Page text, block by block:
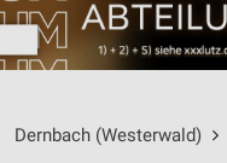
Dernbach (Westerwald)